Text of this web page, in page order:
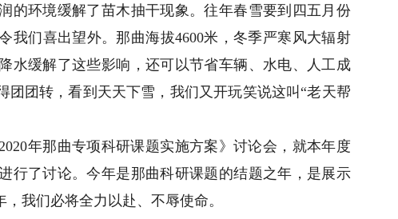
的环境缓解了苗木抽干现象。往年春雪要到四五月份
我们喜出望外。那曲海拔4600米，冬季严寒风大辐射
水缓解了这些影响，还可以节省车辆、水电、人工成
团转，看到天天下雪，我们又开玩笑说这叫“老天帮
年那曲专项科研课题实施方案》讨论会，就本年度
行了讨论。今年是那曲科研课题的结题之年，是展示
我们必将全力以赴、不辱使命。